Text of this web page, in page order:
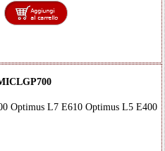
Optimus L7 E610 Optimus L5 E400